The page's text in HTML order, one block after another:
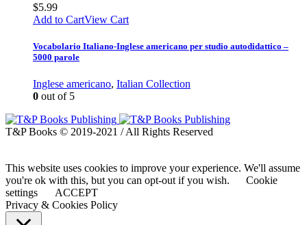
$5.99
Add to CartView Cart
Vocabolario Italiano-Inglese americano per studio autodidattico –
5000 parole
Inglese americano, Italian Collection
0 out of 5
T&P Books © 2019-2021 / All Rights Reserved
This website uses cookies to improve your experience. We'll assume
you're ok with this, but you can opt-out if you wish.
Cookie
settings
ACCEPT
Privacy & Cookies Policy